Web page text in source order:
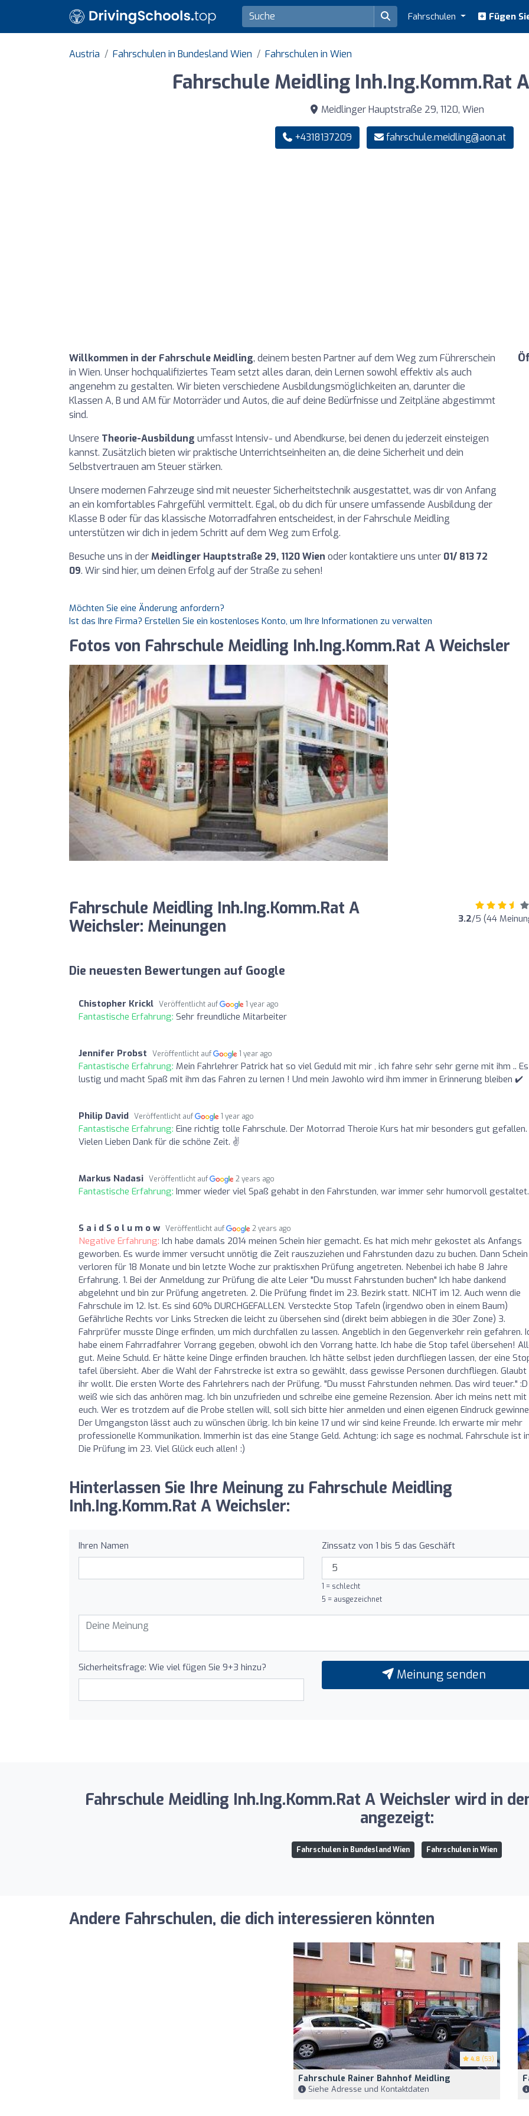
Fahrschulen Fügen
Austria Fahrschulen in Bundesland Wien Fahrschulen in Wien
Fahrschule Meidling Inh.Ing.Komm.Rat
Meidlinger Hauptstraße 29, 1120, Wien
+4318137209 fahrschule.meidling@aon.at
Willkommen in der Fahrschule Meidling, deinem besten Partner auf dem Weg zum Führerschein
in Wien. Unser hochqualifiziertes Team setzt alles daran, dein Lernen sowohl effektiv als auch
angenehm zu gestalten. Wir bieten verschiedene Ausbildungsmöglichkeiten an, darunter die
Klassen A, B und AM für Motorräder und Autos, die auf deine Bedürfnisse und Zeitpläne abgestimmt
sind.
Unsere Theorie-Ausbildung umfasst Intensiv- und Abendkurse, bei denen du jederzeit einsteigen
kannst. Zusätzlich bieten wir praktische Unterrichtseinheiten an, die deine Sicherheit und dein
Selbstvertrauen am Steuer stärken.
Unsere modernen Fahrzeuge sind mit neuester Sicherheitstechnik ausgestattet, was dir von Anfang
an ein komfortables Fahrgefühl vermittelt. Egal, ob du dich für unsere umfassende Ausbildung der
Klasse B oder für das klassische Motorradfahren entscheidest, in der Fahrschule Meidling
unterstützen wir dich in jedem Schritt auf dem Weg zum Erfolg.
Besuche uns in derMeidlinger Hauptstraße 29, 1120 Wien oder kontaktiere uns unter 01/ 813 72
09. Wir sind hier, um deinen Erfolg auf der Straße zu sehen!
Möchten Sie eine Änderung anfordern?
Ist das Ihre Firma? Erstellen Sie ein kostenloses Konto, um Ihre Informationen zu verwalten
Fotos von Fahrschule Meidling Inh.Ing.Komm.Rat A Weichsler
Fahrschule Meidling Inh.Ing.Komm.Rat A
Weichsler: Meinungen
3.2/5 (44
Die neuesten Bewertungen auf Google
Chistopher Krickl Veröffentlicht auf 1 year ago
Fantastische Erfahrung: Sehr freundliche Mitarbeiter
Jennifer Probst Veröffentlicht auf 1 year ago
Fantastische Erfahrung: Mein Fahrlehrer Patrick hat so viel Geduld mit mir , ich fahre sehr sehr gerne mit ihm ..
lustig und macht Spaß mit ihm das Fahren zu lernen ! Und mein Jawohlo wird ihm immer in Erinnerung bleiben ✔️
Philip David Veröffentlicht auf 1 year ago
Fantastische Erfahrung: Eine richtig tolle Fahrschule. Der Motorrad Theroie Kurs hat mir besonders gut gefallen.
Vielen Lieben Dank für die schöne Zeit. ✌️
Markus Nadasi Veröffentlicht auf 2 years ago
Fantastische Erfahrung: Immer wieder viel Spaß gehabt in den Fahrstunden, war immer sehr humorvoll gestaltet.
S a i d S o l u m o w Veröffentlicht auf 2 years ago
Negative Erfahrung: Ich habe damals 2014 meinen Schein hier gemacht. Es hat mich mehr gekostet als Anfangs
geworben. Es wurde immer versucht unnötig die Zeit rauszuziehen und Fahrstunden dazu zu buchen. Dann Schein
verloren für 18 Monate und bin letzte Woche zur praktisxhen Prüfung angetreten. Nebenbei ich habe 8 Jahre
Erfahrung. 1. Bei der Anmeldung zur Prüfung die alte Leier "Du musst Fahrstunden buchen" Ich habe dankend
abgelehnt und bin zur Prüfung angetreten. 2. Die Prüfung findet im 23. Bezirk statt. NICHT im 12. Auch wenn die
Fahrschule im 12. Ist. Es sind 60% DURCHGEFALLEN. Versteckte Stop Tafeln (irgendwo oben in einem Baum)
Gefährliche Rechts vor Links Strecken die leicht zu übersehen sind (direkt beim abbiegen in die 30er Zone) 3.
Fahrprüfer musste Dinge erfinden, um mich durchfallen zu lassen. Angeblich in den Gegenverkehr rein gefahren.
habe einem Fahrradfahrer Vorrang gegeben, obwohl ich den Vorrang hatte. Ich habe die Stop tafel übersehen!
gut. Meine Schuld. Er hätte keine Dinge erfinden brauchen. Ich hätte selbst jeden durchfliegen lassen, der eine
tafel übersieht. Aber die Wahl der Fahrstrecke ist extra so gewählt, dass gewisse Personen durchfliegen.
ihr wollt. Die ersten Worte des Fahrlehrers nach der Prüfung. "Du musst Fahrstunden nehmen. Das wird teuer." :D
weiß wie sich das anhören mag. Ich bin unzufrieden und schreibe eine gemeine Rezension. Aber ich meins nett mit
euch. Wer es trotzdem auf die Probe stellen will, soll sich bitte hier anmelden und einen eigenen Eindruck
Der Umgangston lässt auch zu wünschen übrig. Ich bin keine 17 und wir sind keine Freunde. Ich erwarte mir mehr
professionelle Kommunikation. Immerhin ist das eine Stange Geld. Achtung: ich sage es nochmal. Fahrschule ist
Die Prüfung im 23. Viel Glück euch allen! :)
Hinterlassen Sie Ihre Meinung zu Fahrschule Meidling
Inh.Ing.Komm.Rat A Weichsler:
Ihren Namen Zinssatz von 1 bis 5 das Geschäft
1 = schlecht
5 = ausgezeichnet
Sicherheitsfrage: Wie viel fügen Sie 9+3 hinzu? Meinung senden
Fahrschule Meidling Inh.Ing.Komm.Rat A Weichsler wird in
angezeigt:
Fahrschulen in Bundesland Wien Fahrschulen in Wien
Andere Fahrschulen, die dich interessieren könnten
4.8 (53)
Fahrschule Rainer Bahnhof Meidling
Siehe Adresse und Kontaktdaten